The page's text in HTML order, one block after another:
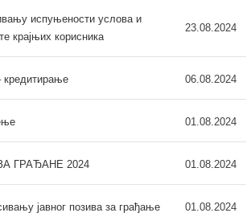
испуњености услова и
крајњих корисника
23.08.2024
кредитирање 06.08.2024
01.08.2024
ГРАЂАНЕ 2024 01.08.2024
јавног позива за грађање 01.08.2024